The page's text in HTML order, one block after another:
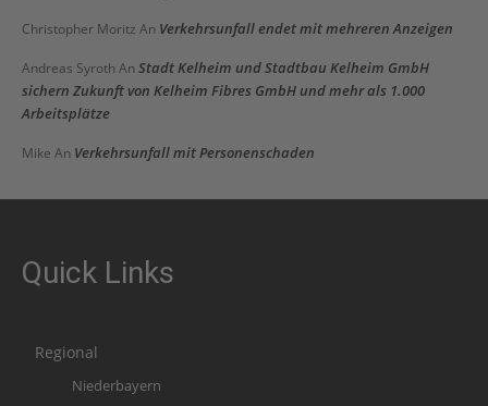
Christopher Moritz An Verkehrsunfall endet mit mehreren Anzeigen
Andreas Syroth An Stadt Kelheim und Stadtbau Kelheim GmbH
sichern Zukunft von Kelheim Fibres GmbH und mehr als 1.000
Arbeitsplätze
Mike An Verkehrsunfall mit Personenschaden
Quick Links
Regional
Niederbayern